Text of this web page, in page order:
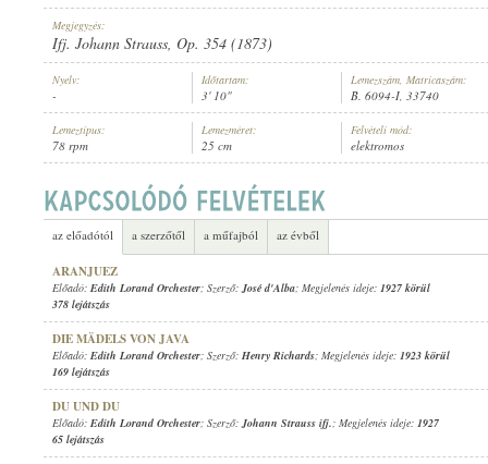
EDITH LORAND ORCHESTER
LEMEZSZÁM:
Megjegyzés:
Ifj. Johann Strauss, Op. 354 (1873)
Nyelv:
-
Időtartam:
3' 10"
Lemezszám, Matricaszám:
B. 6094-I, 33740
Lemeztípus:
78 rpm
Lemezméret:
25 cm
Felvételi mód:
elektromos
az előadótól a szerzőtől a műfajból az évből
ARANJUEZ
Előadó: Edith Lorand Orchester; Szerző:José d'Alba; Megjelenés ideje: 1927 körül
378 lejátszás
DIE MÄDELS VON JAVA
Előadó: Edith Lorand Orchester; Szerző: Henry Richards; Megjelenés ideje: 1923 körül
169 lejátszás
DU UND DU
Előadó: Edith Lorand Orchester; Szerző:Johann Strauss ifj.; Megjelenés ideje: 1927
65 lejátszás